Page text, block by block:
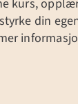
kurs,
din